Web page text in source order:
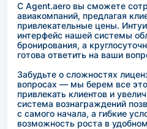
С Agent.aero вы сможете
авиакомпаний, предлагая
привлекательные цены.
интерфейс нашей системы
бронирования, а
готова ответить на ваши
Забудьте о сложностях
вопросах — мы берем все
привлекать клиентов и
система вознаграждений
с самого начала, а гибкие
возможность роста в